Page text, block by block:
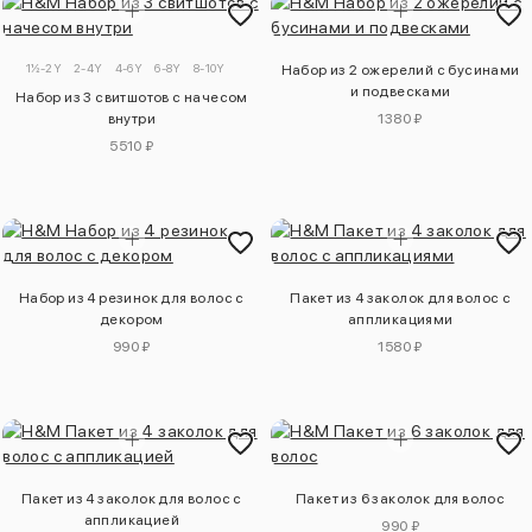
1½-2Y 2-4Y 4-6Y 6-8Y 8-10Y
Набор из 3 свитшотов с начесом
внутри
5510 ₽
Набор из 2 ожерелий с бусинами
и подвесками
1380 ₽
Набор из 4 резинок для волос с
декором
990 ₽
Пакет из 4 заколок для волос с
аппликациями
1580 ₽
Пакет из 4 заколок для волос с
аппликацией
Пакет из 6 заколок для волос
990 ₽